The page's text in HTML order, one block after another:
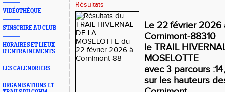
VIDÉOTHÈQUE
S'INSCRIRE AU CLUB
HORAIRES ET LIEUX
D'ENTRAINEMENTS
LES CALENDRIERS
ORGANISATIONS ET
Résultats
Le 22 février 2026
Cornimont-88310
le TRAIL
MOSELOTTE
avec 3 parcours
sur les hauteurs